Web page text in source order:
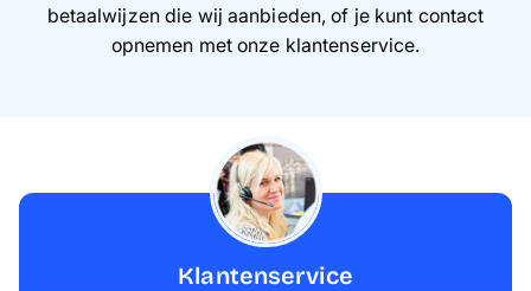
betaalwijzen die wij aanbieden, of je kunt contact
opnemen met onze klantenservice.
Klantenservice